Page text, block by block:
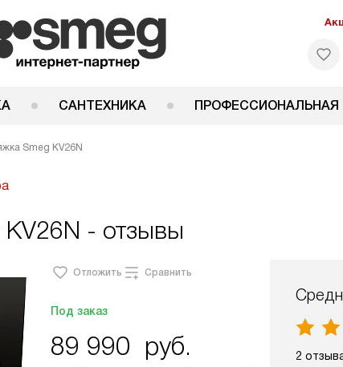
САНТЕХНИКА ПРОФЕССИОНАЛЬНАЯ
Smeg KV26N
- отзывы
Отложить Сравнить
Под заказ
89 990 руб. 2